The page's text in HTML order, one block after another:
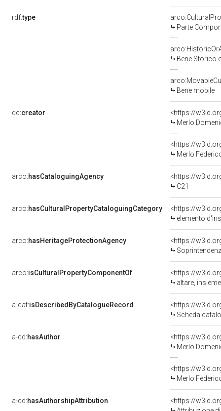
rdf:type
Parte
Bene Storico
Bene mobile
dc:creator
<https://
Merlo
<https://
Merlo
arco:hasCataloguingAgency
<https://
C21
arco:hasCulturalPropertyCataloguingCategory
<https://
elemento
arco:hasHeritageProtectionAgency
<https://
arco:isCulturalPropertyComponentOf
<https://
altare,
a-cat:isDescribedByCatalogueRecord
<https://
Scheda
a-cd:hasAuthor
<https://
Merlo
<https://
Merlo
a-cd:hasAuthorshipAttribution
<https://